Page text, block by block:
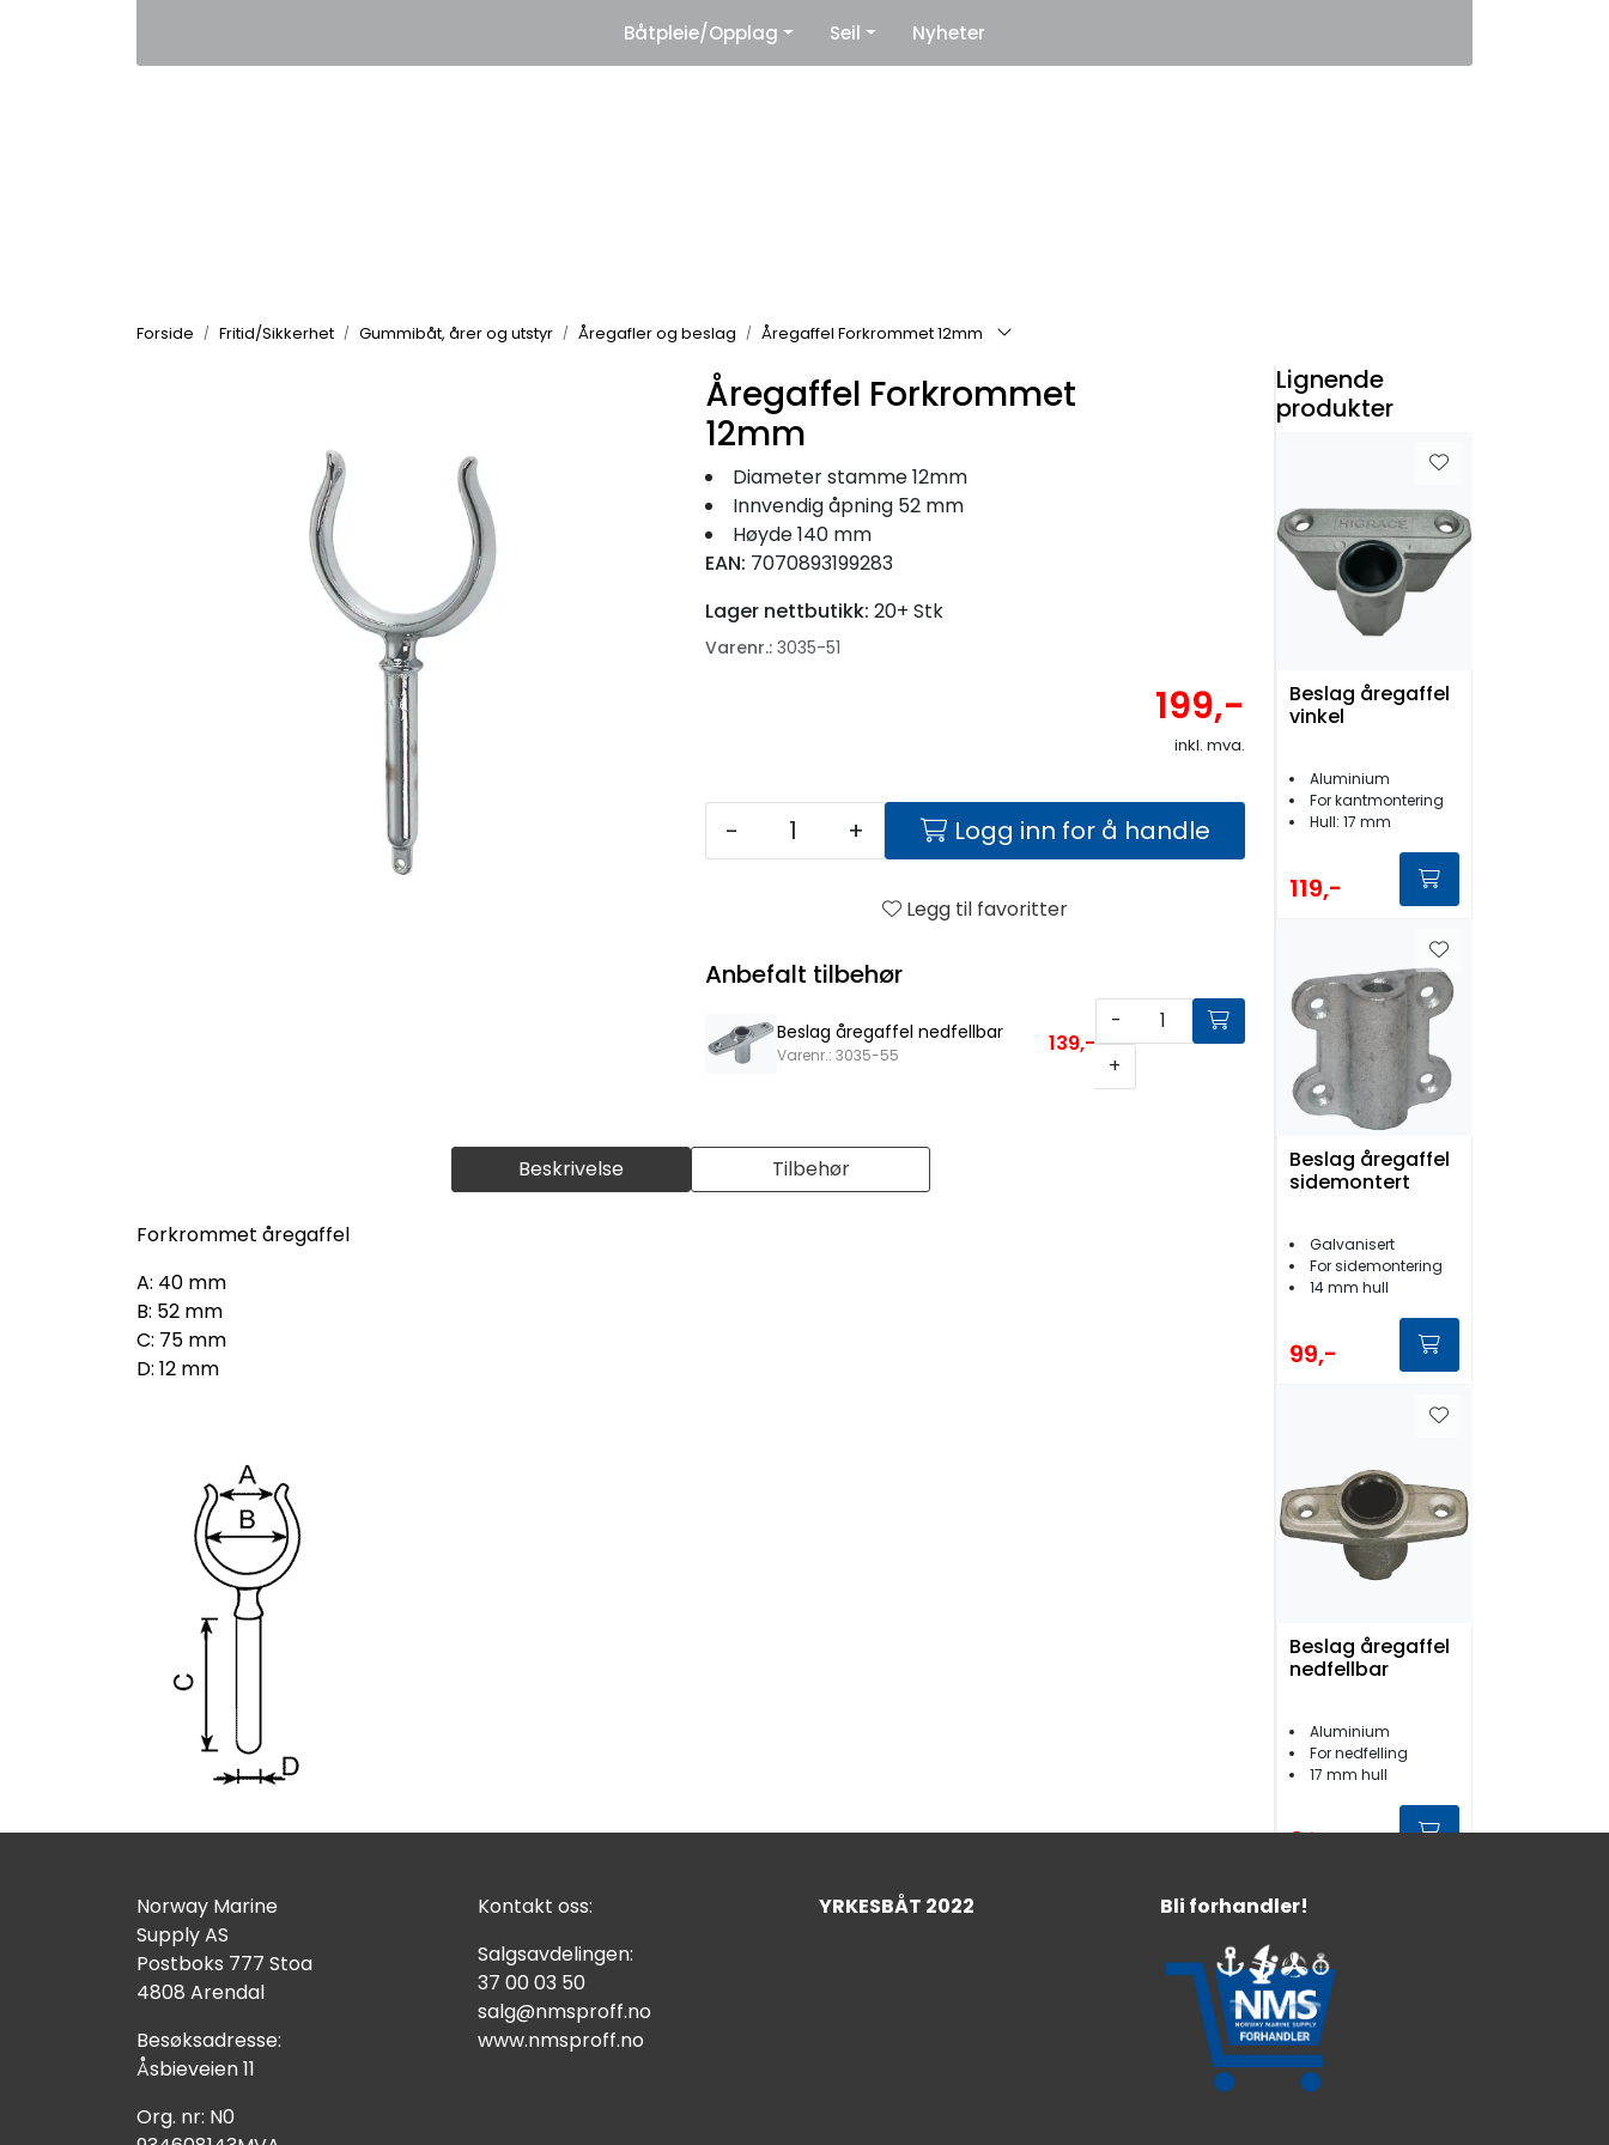
Leverandører
Båtpleie/Opplag Seil Nyheter
Forside Fritid/Sikkerhet Gummibåt, årer og utstyr Åregafler og beslag Åregaffel Forkrommet 12mm
Beskrivelse Tilbehør
Forkrommet åregaffel
A: 40 mm
B: 52 mm
C: 75 mm
D: 12 mm
Åregaffel Forkrommet
12mm
Diameter stamme 12mm
Innvendig åpning 52 mm
Høyde 140 mm
EAN: 7070893199283
Lager nettbutikk: 20+ Stk
Varenr.: 3035-51
199,-
inkl. mva.
- + Logg inn for å handle
Legg til favoritter
Lignende
produkter
Beslag åregaffel
vinkel
Aluminium
For kantmontering
Hull: 17 mm
119,-
Beslag åregaffel
sidemontert
Galvanisert
For sidemontering
14 mm hull
99,-
Beslag åregaffel
nedfellbar
Aluminium
For nedfelling
17 mm hull
89,-
Beslag åregaffel
nedfellbar
Anbefalt tilbehør
Beslag åregaffel nedfellbar
Varenr.: 3035-55 139,-
-
+
Norway Marine
Supply AS
Postboks 777 Stoa
4808 Arendal
Besøksadresse:
Åsbieveien 11
Org. nr: N0
Kontakt oss:
Salgsavdelingen:
37 00 03 50
salg@nmsproff.no
www.nmsproff.no
YRKESBÅT 2022 Bli forhandler!